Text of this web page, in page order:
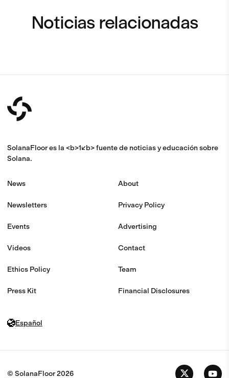
Noticias relacionadas
SolanaFloor es la <b>1</b> fuente de noticias y educación sobre
Solana.
News
Newsletters
Events
Videos
Ethics Policy
Press Kit
About
Privacy Policy
Advertising
Contact
Team
Financial Disclosures
Español
© SolanaFloor2026